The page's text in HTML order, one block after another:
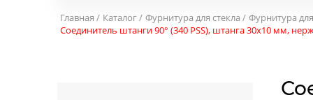
Главная Каталог Фурнитура для стекла
Фурнитура
Соединитель штанги 90° (340 PSS), штанга 30х10 мм,